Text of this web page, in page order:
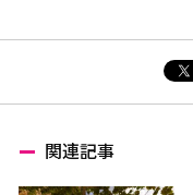
関連記事